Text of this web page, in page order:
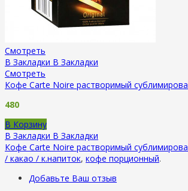
Смотреть
В Закладки В Закладки
Смотреть
Кофе Carte Noire растворимый
480
В Корзину
В Закладки В Закладки
Кофе Carte Noire растворимый
/ какао / к.напиток, кофе порционный.
Добавьте Ваш отзыв